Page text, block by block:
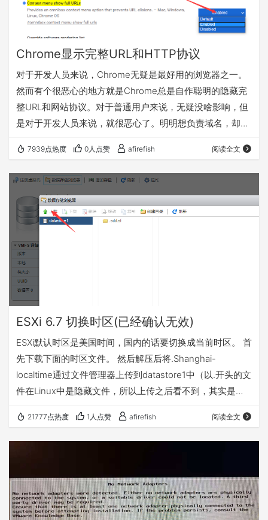
Chrome显示完整URL和HTTP协议
对于开发人员来说，Chrome无疑是最好用的浏览器之一。
然而有个很恶心的地方就是Chrome总是自作聪明的隐藏完
整URL和网站协议。对于普通用户来说，无疑没啥影响，但
是对于开发人员来说，就很恶心了。明明想负责域名，却把
Chrome地址栏中输入: 将“Context menu show full URLs”
选项设置为Enable。 然后右键地址栏，勾选“总是显示完整
网址”。
7939点热度 0人点赞 afirefish 阅读全文
ESXi 6.7 切换时区(已经确认无效)
ESXi默认时区是美国时间，国内的话要切换成当前时区。 首
先下载下面的时区文件。 然后解压后将.Shanghai-
localtime通过文件管理器上传到datastore1中（以.开头的文
件在Linux中是隐藏文件，所以上传之后看不到，其实是上
完成时区修改。
21777点热度 1人点赞 afirefish 阅读全文